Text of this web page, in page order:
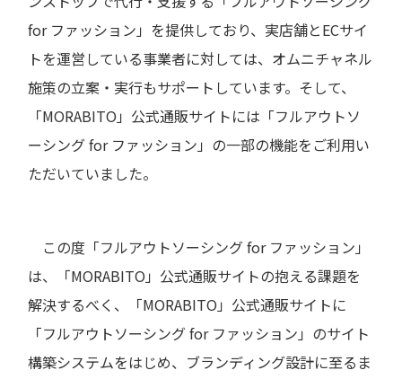
for ファッション」を提供しており、実店舗とECサイ
トを運営している事業者に対しては、オムニチャネル
施策の立案・実行もサポートしています。そして、
「MORABITO」公式通販サイトには「フルアウトソ
ーシング for ファッション」の一部の機能をご利用い
ただいていました。
この度「フルアウトソーシング for ファッション」
は、「MORABITO」公式通販サイトの抱える課題を
解決するべく、「MORABITO」公式通販サイトに
「フルアウトソーシング for ファッション」のサイト
構築システムをはじめ、ブランディング設計に至るま